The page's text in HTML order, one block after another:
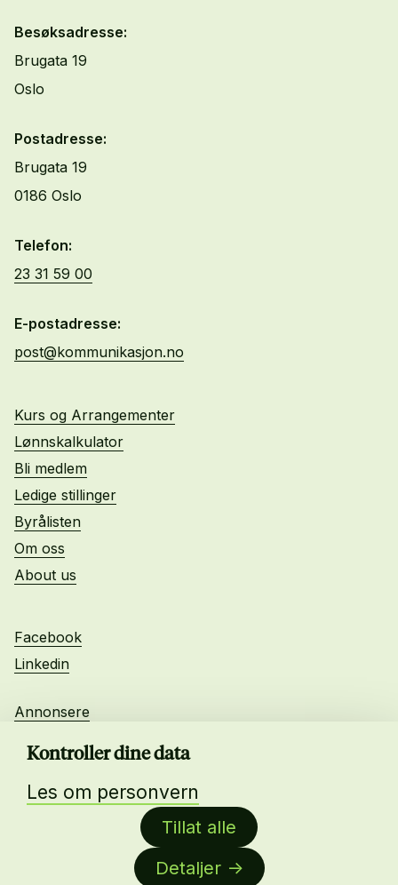
Kontroller dine data
Tillat alle
Detaljer
Les om personvern
Besøksadresse:
Brugata 19
Oslo
Postadresse:
Brugata 19
0186 Oslo
Telefon:
23 31 59 00
E-postadresse:
post@kommunikasjon.no
Kurs og Arrangementer
Lønnskalkulator
Bli medlem
Ledige stillinger
Byrålisten
Om oss
About us
Facebook
Linkedin
Annonsere
Daglig leder:
Anne-Lise Mørch von der Fehr